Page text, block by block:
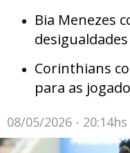
Bia Menezes
Corinthians
para as
08/05/2026 - 20:14hs